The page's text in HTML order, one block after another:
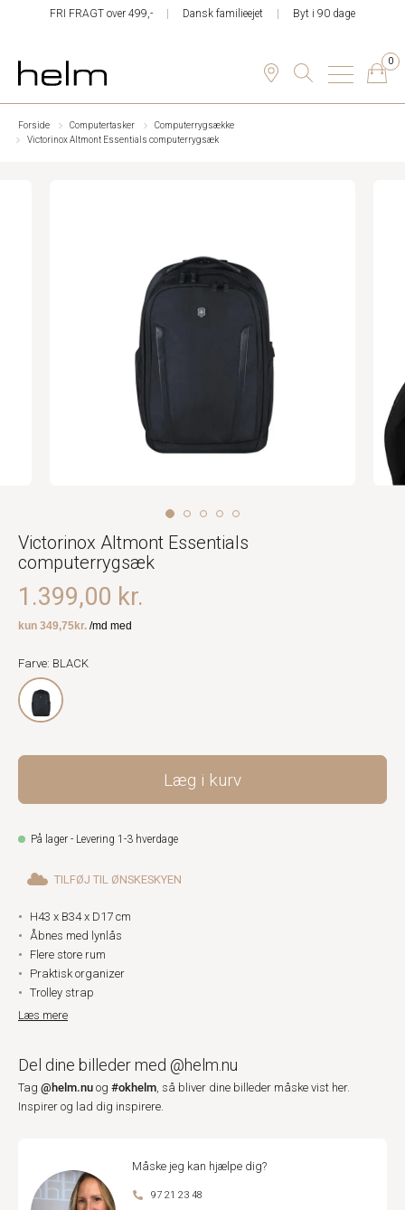
FRI FRAGT over 499,- Dansk familieejet Byt i 90 dage
0
Forside Computertasker
Computerrygsække
Victorinox Altmont Essentials computerrygsæk
Victorinox Altmont Essentials
computerrygsæk
1.399,00 kr.
Farve: BLACK
Læg i kurv
På lager - Levering 1-3 hverdage
TILFØJ TIL ØNSKESKYEN
H43 x B34 x D17 cm
Åbnes med lynlås
Flere store rum
Praktisk organizer
Trolley strap
Læs mere
Del dine billeder med @helm.nu
Tag @helm.nu og #okhelm, så bliver dine billeder måske vist her.
Inspirer og lad dig inspirere.
Måske jeg kan hjælpe dig?
97 21 23 48